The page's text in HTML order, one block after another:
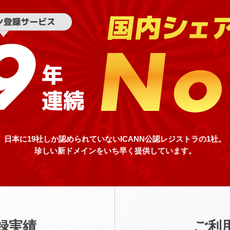
日本に19社しか認められていないICANN公認レジストラの1社。
珍しい新ドメインをいち早く提供しています。
実績 ご利